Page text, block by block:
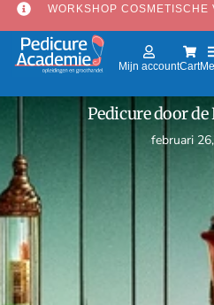
WORKSHOP COSMETISCHE
Mijn accountCart
Pedicure door de
februari